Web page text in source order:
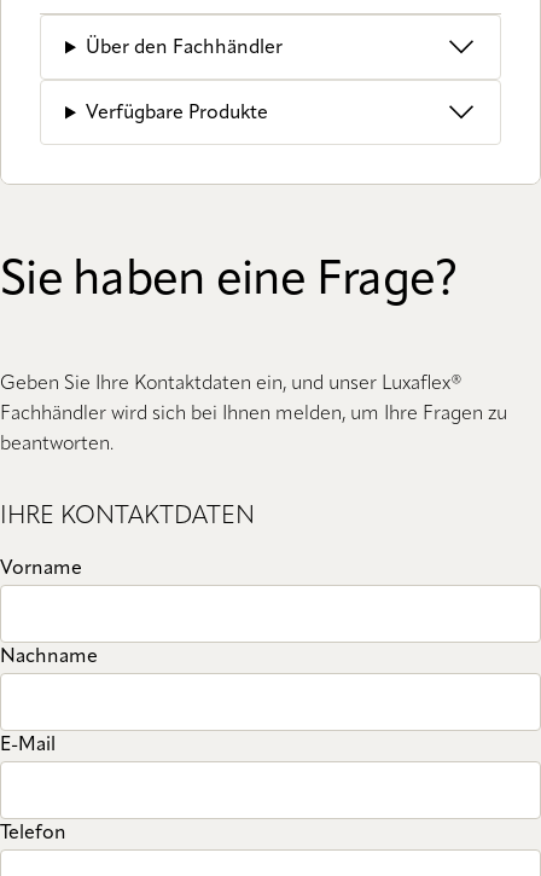
Über den Fachhändler
Verfügbare Produkte
Sie haben eine Frage?
Geben Sie Ihre Kontaktdaten ein, und unser Luxaflex®
Fachhändler wird sich bei Ihnen melden, um Ihre Fragen zu
beantworten.
IHRE KONTAKTDATEN
Vorname
Nachname
E-Mail
Telefon